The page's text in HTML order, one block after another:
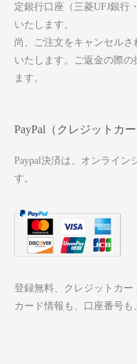
定銀行口座（三菱UFJ銀行
いたします。
尚、ご注文をキャンセル
いたします。ご返金の際
ます。
PayPal（クレジットカー
Paypal決済は、オンライン
す。
登録無料、クレジットカー
カード情報も、口座番号も